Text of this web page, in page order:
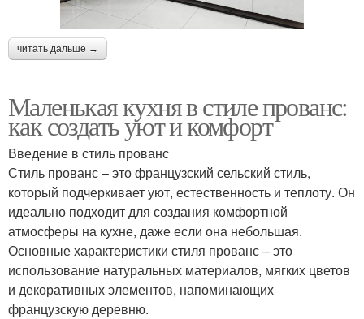
читать дальше →
Маленькая кухня в стиле прованс:
как создать уют и комфорт
Введение в стиль прованс
Стиль прованс – это французский сельский стиль,
который подчеркивает уют, естественность и теплоту. Он
идеально подходит для создания комфортной
атмосферы на кухне, даже если она небольшая.
Основные характеристики стиля прованс – это
использование натуральных материалов, мягких цветов
и декоративных элементов, напоминающих
французскую деревню.